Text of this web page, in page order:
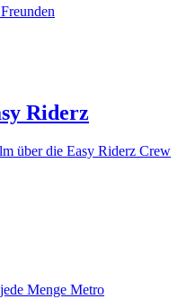
Riderz
über die Easy Riderz Crew
Menge Metro